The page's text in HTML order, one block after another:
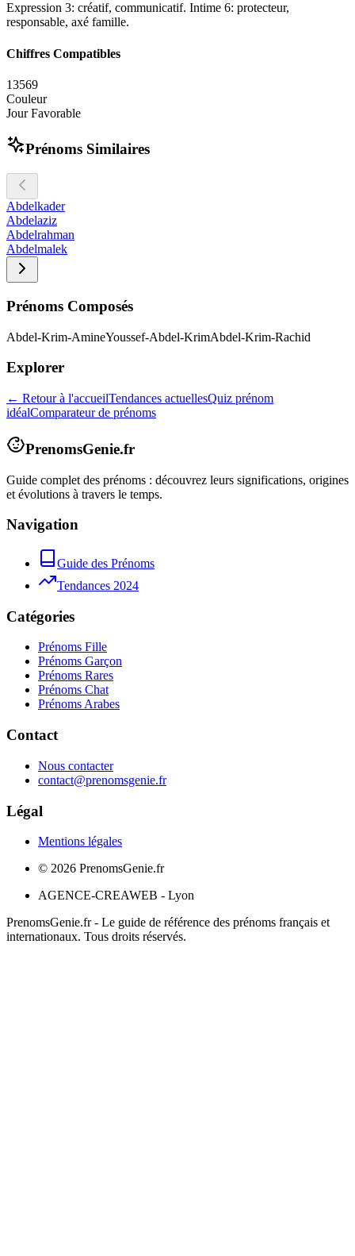
Expression 3: créatif, communicatif. Intime 6: protecteur,
responsable, axé famille.
Chiffres Compatibles
13569
Couleur
Jour Favorable
Prénoms Similaires
Abdelkader
Abdelaziz
Abdelrahman
Abdelmalek
Prénoms Composés
Abdel-Krim-AmineYoussef-Abdel-KrimAbdel-Krim-Rachid
Explorer
← Retour à l'accueilTendances actuellesQuiz prénom
idéalComparateur de prénoms
PrenomsGenie.fr
Guide complet des prénoms : découvrez leurs significations, origines
et évolutions à travers le temps.
Navigation
Guide des Prénoms
Tendances 2024
Catégories
Prénoms Fille
Prénoms Garçon
Prénoms Rares
Prénoms Chat
Prénoms Arabes
Contact
Nous contacter
contact@prenomsgenie.fr
Légal
Mentions légales
© 2026 PrenomsGenie.fr
AGENCE-CREAWEB - Lyon
PrenomsGenie.fr - Le guide de référence des prénoms français et
internationaux. Tous droits réservés.